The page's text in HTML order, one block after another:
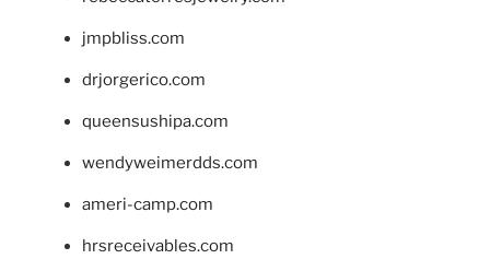
jmpbliss.com
drjorgerico.com
queensushipa.com
wendyweimerdds.com
ameri-camp.com
hrsreceivables.com